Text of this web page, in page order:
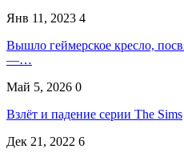
Янв 11, 2023 4
Вышло геймерское кресло,
—…
Май 5, 2026 0
Взлёт и падение серии The Sims
Дек 21, 2022 6